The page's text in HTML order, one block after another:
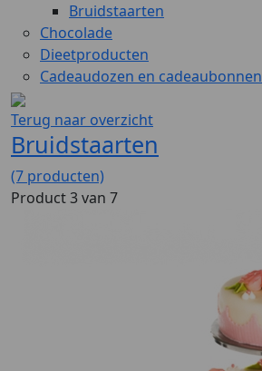
Bruidstaarten
Chocolade
Dieetproducten
Cadeaudozen en cadeaubonnen
Terug naar overzicht
Bruidstaarten
(7 producten)
Product 3 van 7